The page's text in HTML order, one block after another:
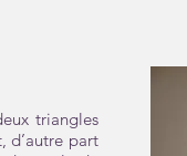
triangles
d’autre part